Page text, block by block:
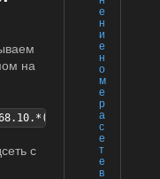
е
н
и
е
н
о
м
е
р
а
с
е
т
е
в
на
с